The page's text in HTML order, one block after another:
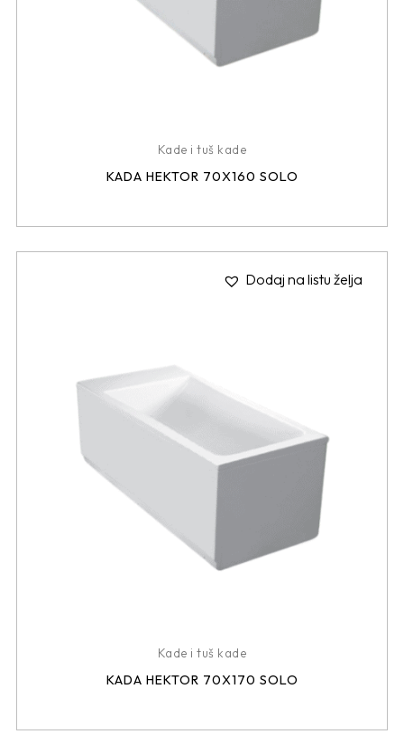
Kade i tuš kade
KADA HEKTOR 70X160 SOLO
Dodaj na listu želja
Kade i tuš kade
KADA HEKTOR 70X170 SOLO